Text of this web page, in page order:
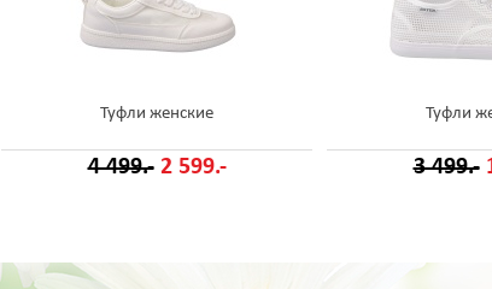
Туфли женские
4 499.- 2 599.-
Туфли
3 499.-